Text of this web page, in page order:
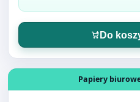
Otwórz produkt: TALERZYK
Papiery